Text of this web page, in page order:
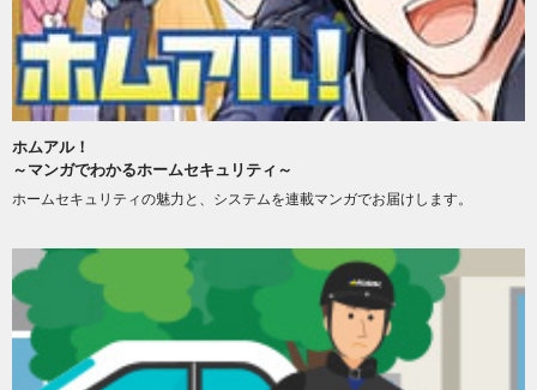
ホムアル！
～マンガでわかるホームセキュリティ～
ホームセキュリティの魅力と、システムを連載マンガでお届けします。